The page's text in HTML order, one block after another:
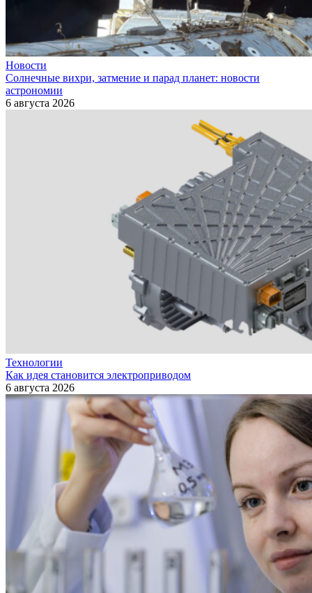
Новости
Солнечные вихри, затмение и парад планет: новости
астрономии
6 августа 2026
Технологии
Как идея становится электроприводом
6 августа 2026